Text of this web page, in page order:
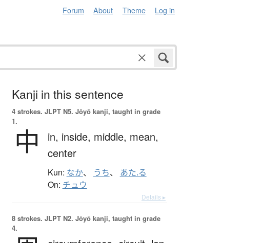
Forum About Theme Log in
Kanji in this sentence
4 strokes. JLPT N5. Jōyō kanji, taught in grade
1.
中 in, inside, middle, mean,
center
Kun: なか、 うち、 あた.る
On: チュウ
Details ▸
8 strokes. JLPT N2. Jōyō kanji, taught in grade
4.